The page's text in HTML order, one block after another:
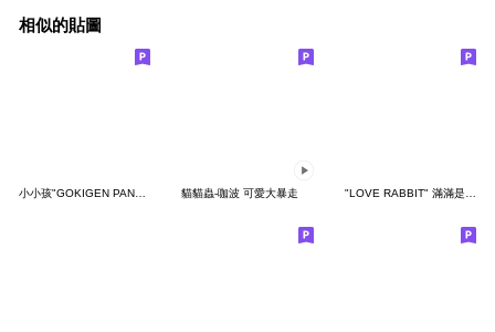
相似的貼圖
小小孩"GOKIGEN PANDA" 台灣版 貓貓蟲-咖波 可愛大暴走 "LOVE RABBIT" 滿滿是愛 台灣版